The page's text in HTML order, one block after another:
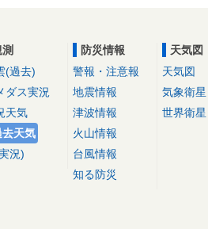
(過去)
ダス実況
天気
去天気
況)
防災情報
警報・注意報
地震情報
津波情報
火山情報
台風情報
知る防災
天気図
天気図
気象衛星
世界衛星